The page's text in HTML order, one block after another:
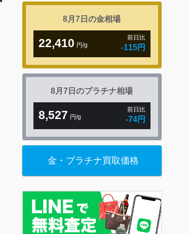
8月7日の金相場
22,410 円/g
前日比
-115円
8月7日のプラチナ相場
8,527 円/g
前日比
-74円
金・プラチナ買取価格